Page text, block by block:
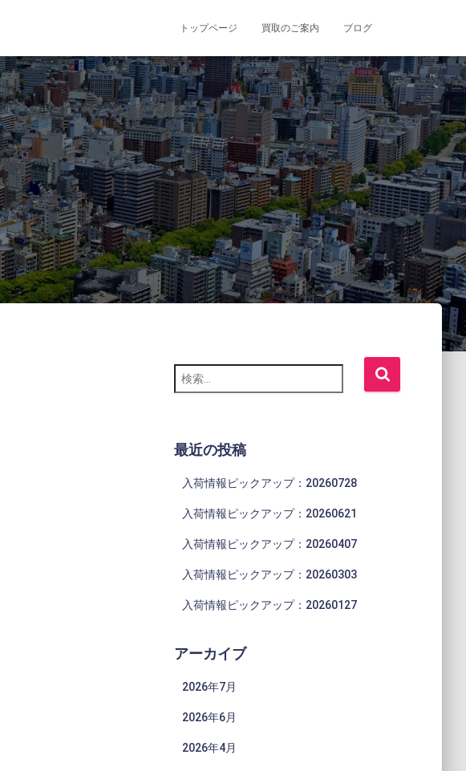
トップページ 買取のご案内 ブログ
検
索
最近の投稿
入荷情報ピックアップ：20260728
入荷情報ピックアップ：20260621
入荷情報ピックアップ：20260407
入荷情報ピックアップ：20260303
入荷情報ピックアップ：20260127
アーカイブ
2026年7月
2026年6月
2026年4月